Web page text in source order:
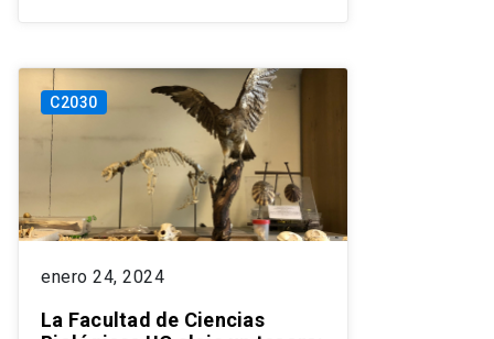
C2030
enero 24, 2024
La Facultad de Ciencias